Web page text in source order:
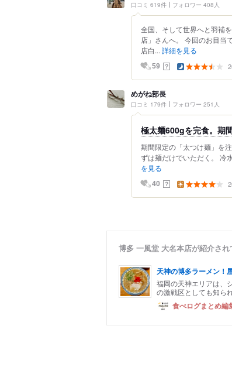
口コミ 619件 フォロワー 408人
全国、そして世界へと羽補
店」さんへ。 今回のお目当
店白... 詳細を見る
59 ？
めがね部長
口コミ 179件 フォロワー 251人
極太麺600gを完食。期
期間限定の「太つけ麺」を
ずは麺だけでいただく。 冷
を見る
40 ？
博多 一風堂 大名本店が紹介さ
天神の博多ラーメン！
福岡の天神エリアは、
の激戦区としても知ら
食べログまとめ編